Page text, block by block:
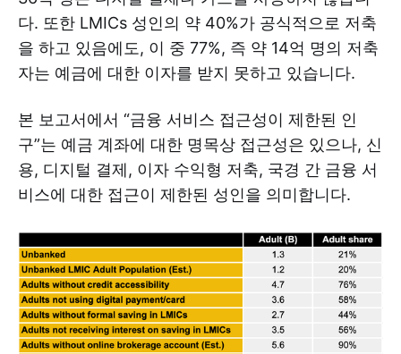
다. 또한 LMICs 성인의 약 40%가 공식적으로 저축
을 하고 있음에도, 이 중 77%, 즉 약 14억 명의 저축
자는 예금에 대한 이자를 받지 못하고 있습니다.
본 보고서에서 “금융 서비스 접근성이 제한된 인
구”는 예금 계좌에 대한 명목상 접근성은 있으나, 신
용, 디지털 결제, 이자 수익형 저축, 국경 간 금융 서
비스에 대한 접근이 제한된 성인을 의미합니다.